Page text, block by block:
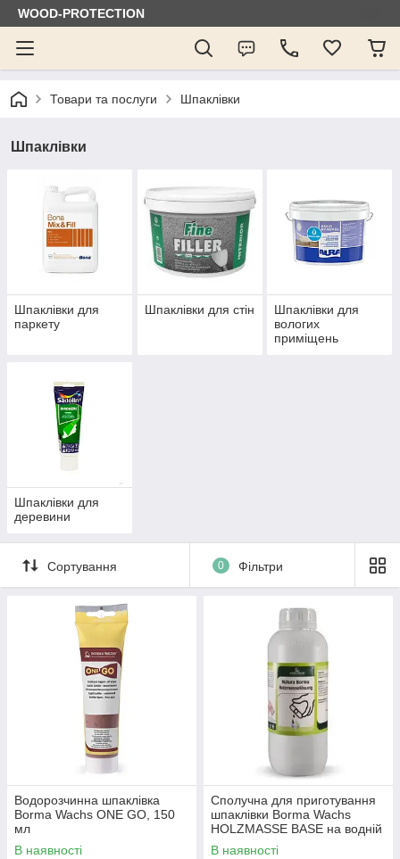
WOOD-PROTECTION
Товари та послуги Шпаклівки
Шпаклівки
Шпаклівки для
паркету
Шпаклівки для стін
Шпаклівки для
вологих
приміщень
Шпаклівки для
деревини
Сортування 0 Фільтри
Водорозчинна шпаклівка
Borma Wachs ONE GO, 150
мл
В наявності
Сполучна для приготування
шпаклівки Borma Wachs
HOLZMASSE BASE на водній
основі, 1 л
В наявності